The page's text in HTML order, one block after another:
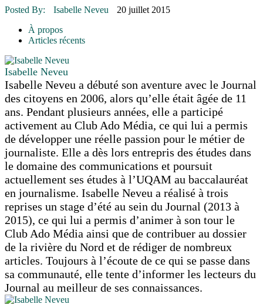
16 juillet 2026 | CULTURE
16 juillet 2026
16 juillet 2026
16 juillet 2026 |
Posted By: Isabelle Neveu
20 juillet 2015
À propos
Articles récents
Isabelle Neveu
Isabelle Neveu a débuté son aventure avec le Journal
des citoyens en 2006, alors qu’elle était âgée de 11
ans. Pendant plusieurs années, elle a participé
activement au Club Ado Média, ce qui lui a permis
de développer une réelle passion pour le métier de
journaliste. Elle a dès lors entrepris des études dans
le domaine des communications et poursuit
actuellement ses études à l’UQAM au baccalauréat
en journalisme. Isabelle Neveu a réalisé à trois
reprises un stage d’été au sein du Journal (2013 à
2015), ce qui lui a permis d’animer à son tour le
Club Ado Média ainsi que de contribuer au dossier
de la rivière du Nord et de rédiger de nombreux
articles. Toujours à l’écoute de ce qui se passe dans
sa communauté, elle tente d’informer les lecteurs du
Journal au meilleur de ses connaissances.